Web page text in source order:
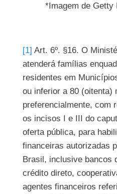
*Imagem de Getty
[1] Art. 6º. §16. O
atenderá famílias
residentes em
ou inferior a 80 (oitenta)
preferencialmente, com
os incisos I e III do
oferta pública, para
financeiras autorizadas
Brasil, inclusive bancos
crédito direto,
agentes financeiros